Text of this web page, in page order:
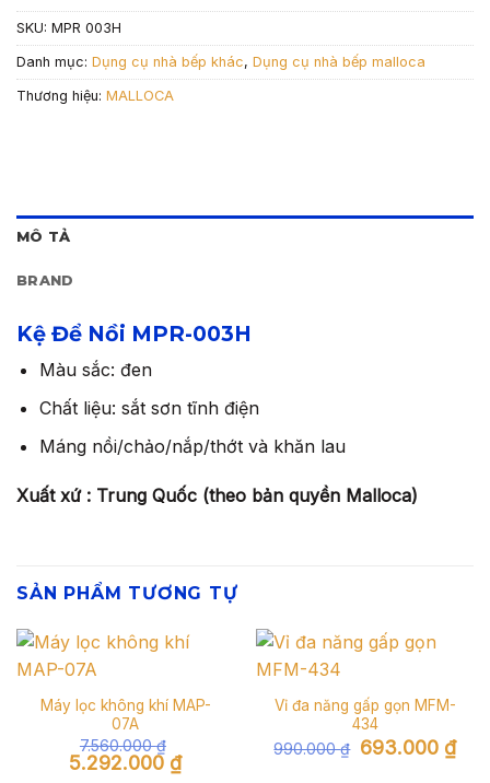
SKU: MPR 003H
Danh mục: Dụng cụ nhà bếp khác, Dụng cụ nhà bếp malloca
Thương hiệu: MALLOCA
MÔ TẢ
BRAND
Kệ Để Nồi MPR-003H
Màu sắc: đen
Chất liệu: sắt sơn tĩnh điện
Máng nồi/chảo/nắp/thớt và khăn lau
Xuất xứ : Trung Quốc (theo bản quyền Malloca)
SẢN PHẨM TƯƠNG TỰ
Máy lọc không khí MAP-
07A
7.560.000₫
Giá
gốc
5.292.000 ₫Giá
hiện
Vỉ đa năng gấp gọn MFM-
434
990.000₫ Giá
gốc
693.000 ₫Giá
hiện